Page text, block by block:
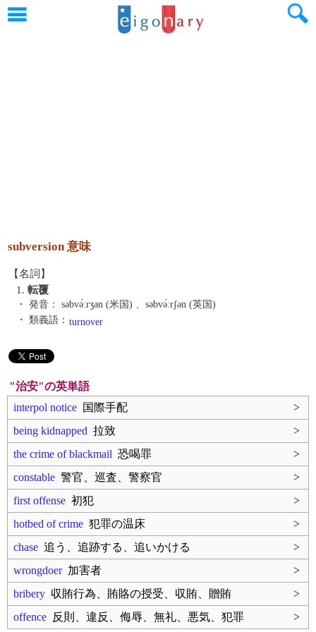
subversion 意味
【名詞】
1. 転覆
・ 発音：
səbvə́ːrʒən (米国) 、səbvə́ːrʃən (英国)
・ 類義語： turnover
"治安"の英単語
interpol notice 国際手配
>
being kidnapped 拉致
>
the crime of blackmail 恐喝罪
>
constable 警官、巡査、警察官
>
first offense 初犯
>
hotbed of crime 犯罪の温床
>
chase 追う、追跡する、追いかける
>
wrongdoer加害者
>
bribery 収賄行為、賄賂の授受、収賄、贈賄
>
offence 反則、違反、侮辱、無礼、悪気、犯罪 >